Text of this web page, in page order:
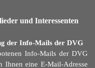
und Interessenten
der Info-Mails der DVG
Info-Mails der DVG
Ihnen eine E-Mail-Adresse